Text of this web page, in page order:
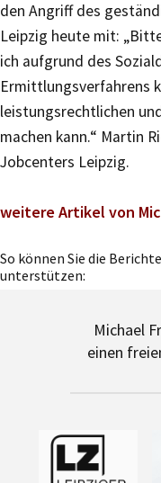
den Angriff des
Leipzig heute mit:
ich aufgrund des
Ermittlungsverfahrens
leistungsrechtlichen
machen kann.“ Martin
Jobcenters Leipzig.
weitere Artikel von
So können Sie die
unterstützen:
Michael
einen